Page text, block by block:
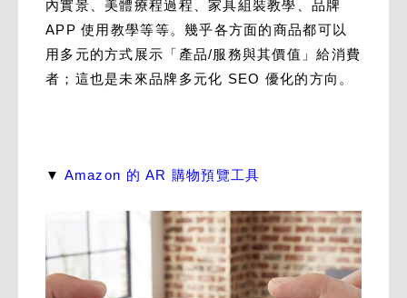
內實景、美體療程過程、家具組裝教學、品牌
APP 使用教學等等。幾乎各方面的商品都可以
用多元的方式展示「產品/服務與其價值」給消費
者；這也是未來品牌多元化 SEO 優化的方向。
▼ Amazon 的 AR 購物預覽工具